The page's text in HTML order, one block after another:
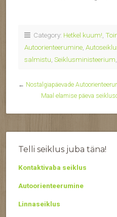
Category: Hetkel kuum!,
Autoorienteerumine,
salmistu, Seiklusministeerium
← Nostalgiapäevade
Maal elamise päeva
Telli seiklus juba täna!
Kontaktivaba seiklus
Autoorienteerumine
Linnaseiklus